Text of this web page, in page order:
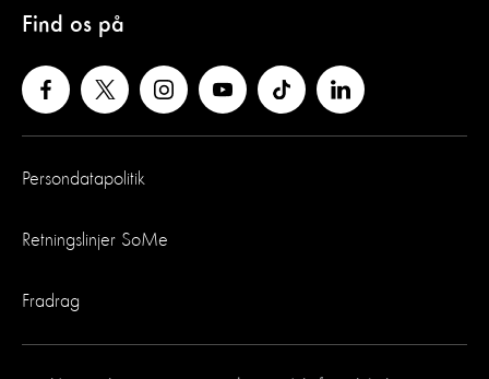
Find os på
Persondatapolitik
Retningslinjer SoMe
Fradrag